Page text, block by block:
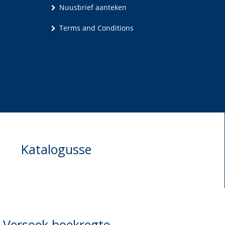
Nuusbrief aanteken
Terms and Conditions
Katalogusse